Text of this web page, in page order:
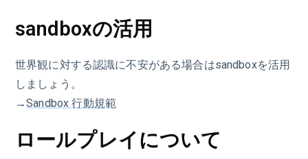
sandboxの活用
世界観に対する認識に不安がある場合はsandboxを活用
しましょう。
→Sandbox 行動規範
ロールプレイについて